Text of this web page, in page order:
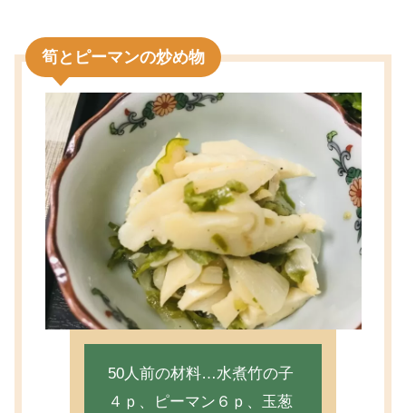
筍とピーマンの炒め物
50人前の材料…水煮竹の子
４ｐ、ピーマン６ｐ、玉葱